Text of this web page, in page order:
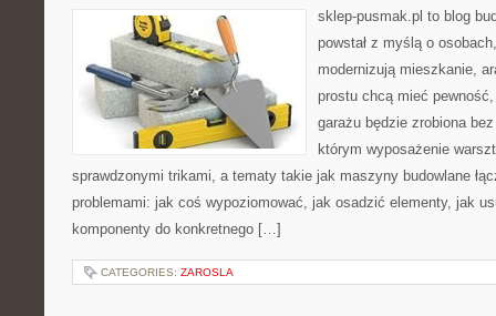
sklep-pusmak.pl to blog
powstał z myślą o
modernizują mieszkanie,
prostu chcą mieć
garażu będzie zrobiona
którym wyposażenie
sprawdzonymi trikami, a tematy takie jak maszyny budowlane
problemami: jak coś wypoziomować, jak osadzić elementy, jak
komponenty do konkretnego […]
CATEGORIES: ZAROSLA